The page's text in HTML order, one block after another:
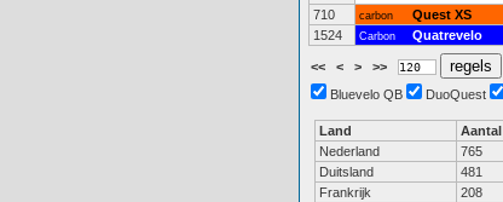
710
carbon Quest XS
1524
Carbon Quatrevelo
<< < > >>
Bluevelo QB
DuoQuest
Land Aantal
Nederland
765
Duitsland
481
Frankrijk
208